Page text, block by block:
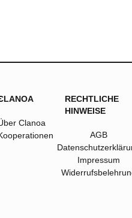
Clanoa
RECHTLICHE
HINWEISE
AGB
Impressum